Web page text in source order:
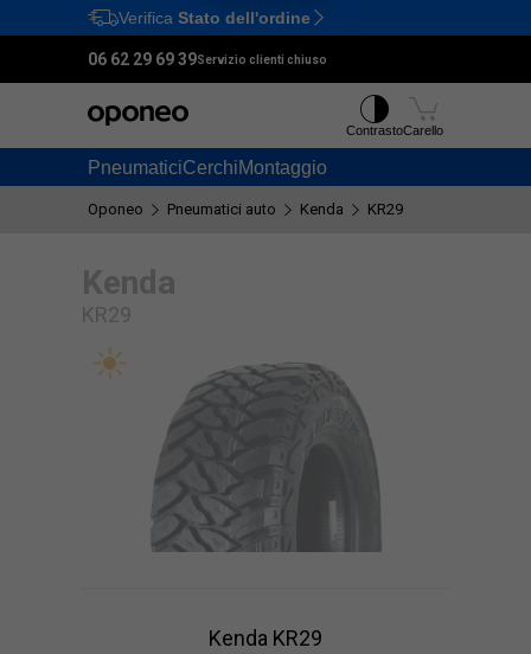
Ctrl M
Verifica Stato dell'ordine
06 62 29 69 39Servizio clienti chiuso
PneumaticiCerchiMontaggio
ContrastoCarello
Oponeo Pneumatici auto Kenda KR29
Kenda
KR29
Kenda KR29